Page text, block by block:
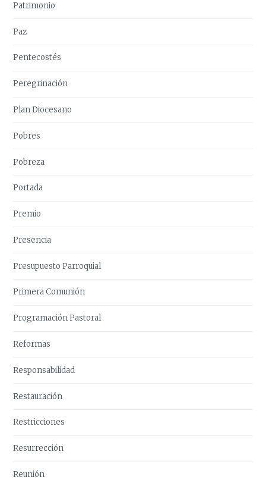
Patrimonio
Paz
Pentecostés
Peregrinación
Plan Diocesano
Pobres
Pobreza
Portada
Premio
Presencia
Presupuesto Parroquial
Primera Comunión
Programación Pastoral
Reformas
Responsabilidad
Restauración
Restricciones
Resurrección
Reunión